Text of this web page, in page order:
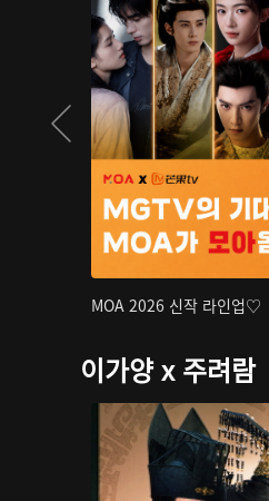
MOA 2026 신작 라인업♡
이가양 x 주려람